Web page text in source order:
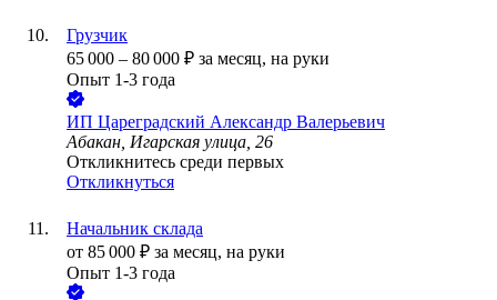
Грузчик
65 000 – 80 000 ₽ за месяц, на руки
Опыт 1-3 года
ИП Цареградский Александр Валерьевич
Абакан, Игарская улица, 26
Откликнитесь среди первых
Откликнуться
Начальник склада
от 85 000 ₽ за месяц, на руки
Опыт 1-3 года